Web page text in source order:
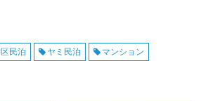
民泊 ヤミ民泊
マンション